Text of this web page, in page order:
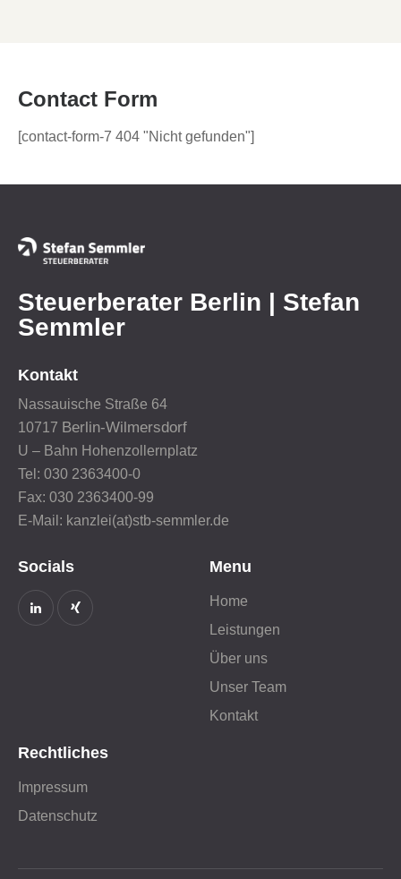
Contact Form
[contact-form-7 404 "Nicht gefunden"]
Steuerberater Berlin | Stefan
Semmler
Kontakt
Nassauische Straße 64
10717 Berlin-Wilmersdorf
U – Bahn Hohenzollernplatz
Tel: 030 2363400-0
Fax: 030 2363400-99
E-Mail: kanzlei(at)stb-semmler.de
Socials Menu
Home
Leistungen
Über uns
Unser Team
Kontakt
Rechtliches
Impressum
Datenschutz